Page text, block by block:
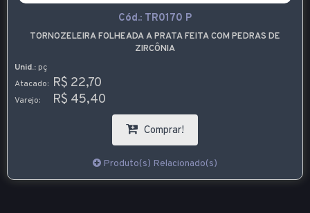
Cód.: TR0170 P
TORNOZELEIRA FOLHEADA A PRATA FEITA COM PEDRAS DE
ZIRCÔNIA
Unid.: pç
Atacado: R$ 22,70
Varejo: R$ 45,40
Comprar!
Produto(s) Relacionado(s)